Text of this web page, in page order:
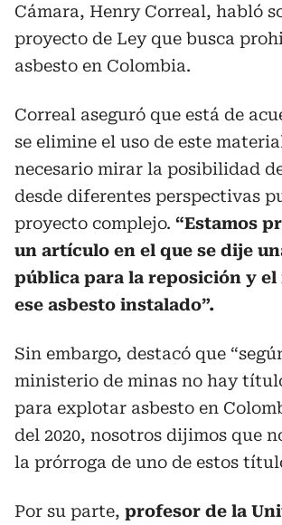
Cámara, Henry Correal, habló
proyecto de Ley que busca
asbesto en Colombia.
Correal aseguró que está de
se elimine el uso de este
necesario mirar la posibilidad
desde diferentes perspectivas
proyecto complejo. “Estamos
un artículo en el que se dije
pública para la reposición y el
ese asbesto instalado”.
Sin embargo, destacó que
ministerio de minas no hay
para explotar asbesto en
del 2020, nosotros dijimos que
la prórroga de uno de estos
Por su parte, profesor de la